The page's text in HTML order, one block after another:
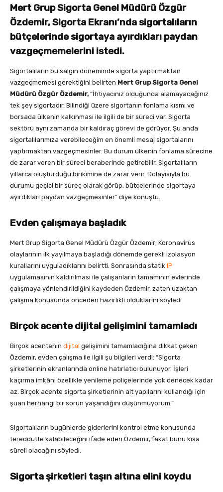
Mert Grup Sigorta Genel Müdürü Özgür
Özdemir, Sigorta Ekranı’nda sigortalıların
bütçelerinde sigortaya ayırdıkları paydan
vazgeçmemelerini istedi.
Sigortalıların bu salgın döneminde sigorta yaptırmaktan
vazgeçmemesi gerektiğini belirten Mert Grup Sigorta Genel
Müdürü Özgür Özdemir,“İhtiyacınız olduğunda alamayacağınız
tek şey sigortadır. Bilindiği üzere sigortanın fonlama kısmı ve
borsada ülkenin kalkınması ile ilgili de bir süreci var. Sigorta
sektörü aynı zamanda bir kaldıraç görevi de görüyor. Şu anda
sigortalılarımıza verebileceğim en önemli mesaj sigortalarını
yaptırmaktan vazgeçmesinler. Bu durum ülkenin fonlama sürecine
de zarar veren bir süreci beraberinde getirebilir. Sigortalıların
yıllarca oluşturduğu birikimine de zarar verir. Dolayısıyla bu
durumu geçici bir süreç olarak görüp, bütçelerinde sigortaya
ayırdıkları paydan vazgeçmesinler” diye konuştu.
Evden çalışmaya başladık
Mert Grup Sigorta Genel Müdürü Özgür Özdemir; Koronavirüs
olaylarının ilk yayılmaya başladığı dönemde gerekli izolasyon
kurallarını uyguladıklarını belirtti. Sonrasında statik IP
uygulamasının kaldırılması ile çalışanların tamamının evlerinde
çalışmaya yönlendirildiğini kaydeden Özdemir, zaten uzaktan
çalışma konusunda önceden hazırlıklı olduklarını söyledi.
Birçok acente dijital gelişimini tamamladı
Birçok acentenin dijital gelişimini tamamladığına dikkat çeken
Özdemir, evden çalışma ile ilgili şu bilgileri verdi: “Sigorta
şirketlerinin ekranlarında online hatırlatıcı bulunuyor. İşleri
kaçırma imkânı özellikle yenileme poliçelerinde yok denecek kadar
az. Birçok acente sigorta şirketlerinin alt yapılarını kullandığı için
şuan herhangi bir sorun yaşandığını düşünmüyorum.”
Sigortalıların bugünlerde giderlerini kontrol etme konusunda
tereddütte kalabileceğini ifade eden Özdemir, fakat bunu kısa
süreli olacağını söyledi.
Sigorta şirketleri taşın altına elini koydu